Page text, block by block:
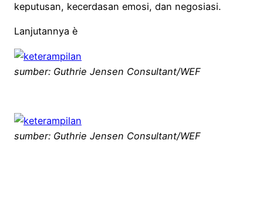
keputusan, kecerdasan emosi, dan negosiasi.
Lanjutannya è
sumber: Guthrie Jensen Consultant/WEF
sumber: Guthrie Jensen Consultant/WEF